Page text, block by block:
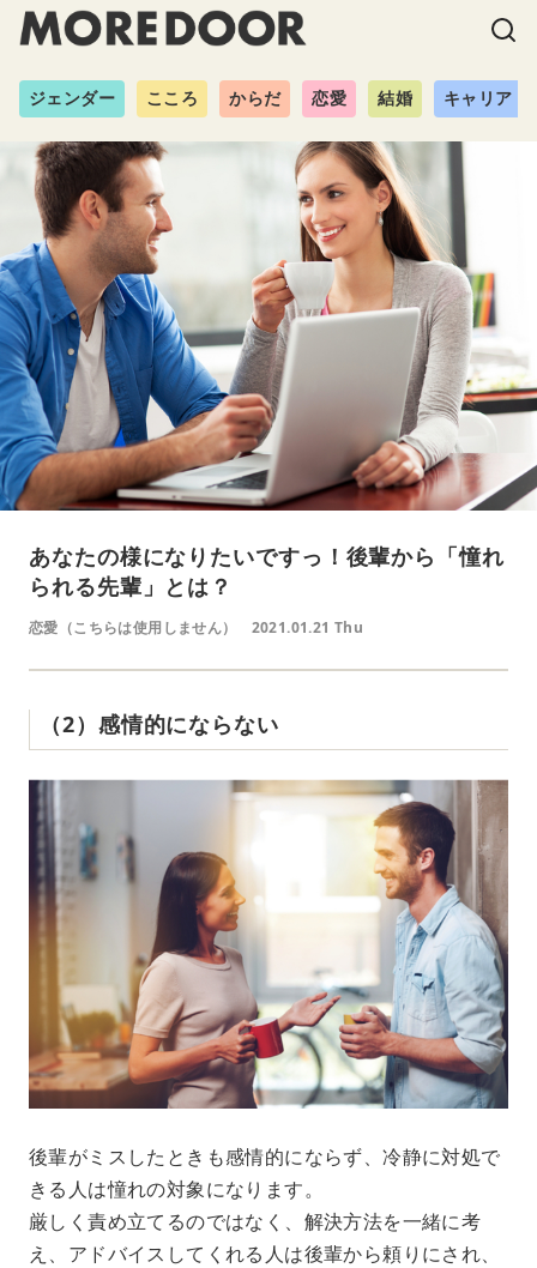
ジェンダー こころ からだ 恋愛 結婚 キャリア
あなたの様になりたいですっ！後輩から「憧れ
られる先輩」とは？
恋愛（こちらは使用しません） 2021.01.21 Thu
（2）感情的にならない
後輩がミスしたときも感情的にならず、冷静に対処で
きる人は憧れの対象になります。
厳しく責め立てるのではなく、解決方法を一緒に考
え、アドバイスしてくれる人は後輩から頼りにされ、